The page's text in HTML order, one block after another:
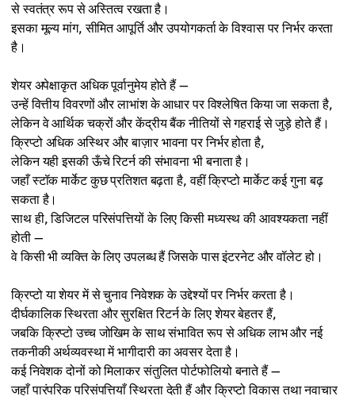
से स्वतंत्र रूप से अस्तित्व रखता है।
इसका मूल्य मांग, सीमित आपूर्ति और उपयोगकर्ता के विश्वास पर निर्भर करता
है।
शेयर अपेक्षाकृत अधिक पूर्वानुमेय होते हैं —
उन्हें वित्तीय विवरणों और लाभांश के आधार पर विश्लेषित किया जा सकता है,
लेकिन वे आर्थिक चक्रों और केंद्रीय बैंक नीतियों से गहराई से जुड़े होते हैं।
क्रिप्टो अधिक अस्थिर और बाज़ार भावना पर निर्भर होता है,
लेकिन यही इसकी ऊँचे रिटर्न की संभावना भी बनाता है।
जहाँ स्टॉक मार्केट कुछ प्रतिशत बढ़ता है, वहीं क्रिप्टो मार्केट कई गुना बढ़
सकता है।
साथ ही, डिजिटल परिसंपत्तियों के लिए किसी मध्यस्थ की आवश्यकता नहीं
होती —
वे किसी भी व्यक्ति के लिए उपलब्ध हैं जिसके पास इंटरनेट और वॉलेट हो।
क्रिप्टो या शेयर में से चुनाव निवेशक के उद्देश्यों पर निर्भर करता है।
दीर्घकालिक स्थिरता और सुरक्षित रिटर्न के लिए शेयर बेहतर हैं,
जबकि क्रिप्टो उच्च जोखिम के साथ संभावित रूप से अधिक लाभ और नई
तकनीकी अर्थव्यवस्था में भागीदारी का अवसर देता है।
कई निवेशक दोनों को मिलाकर संतुलित पोर्टफोलियो बनाते हैं —
जहाँ पारंपरिक परिसंपत्तियाँ स्थिरता देती हैं और क्रिप्टो विकास तथा नवाचार